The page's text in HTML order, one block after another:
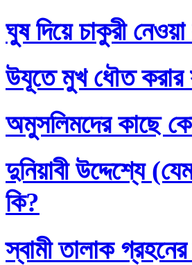
ঘুষ দিয়ে চাকুরী
উযূতে মুখ ধৌত করার
অমুসলিমদের কাছে
দুনিয়াবী উদ্দেশ্যে
কি?
স্বামী তালাক